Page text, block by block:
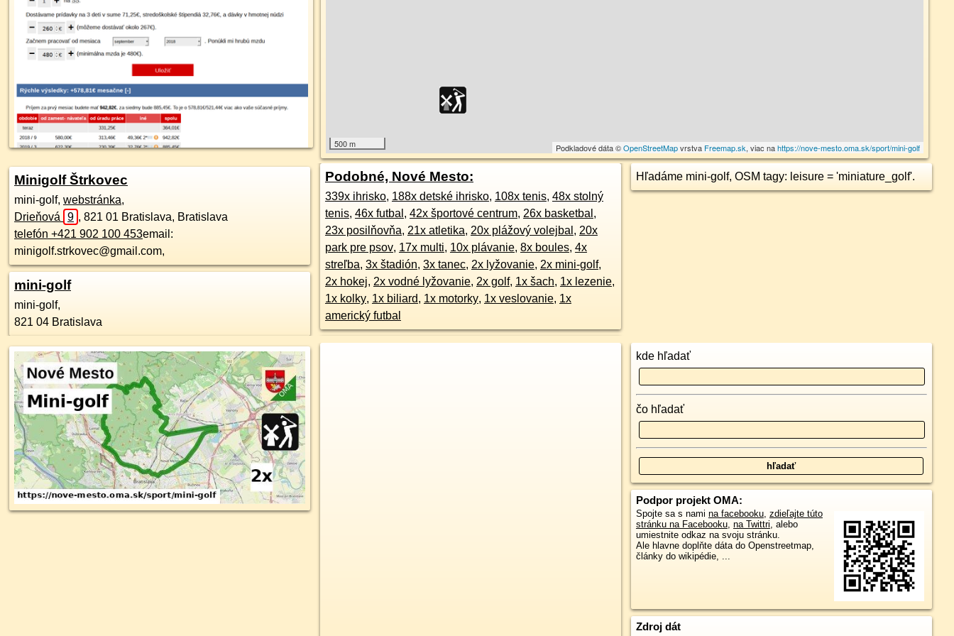
500 m Podkladové dáta ©OpenStreetMapvrstva Freemap.sk, viac nahttps://nove-mesto.oma.sk/sport/mini-golf
Minigolf Štrkovec
mini-golf, webstránka,
Drieňová
9 , 821 01 Bratislava, Bratislava
telefón +421 902 100 453email:
minigolf.strkovec@gmail.com,
mini-golf
mini-golf,
821 04 Bratislava
Podobné, Nové Mesto:
339x ihrisko, 188x detské ihrisko, 108x tenis, 48x stolný
tenis, 46x futbal , 42x športové centrum, 26x basketbal ,
23x posilňovňa, 21x atletika, 20x plážový volejbal , 20x
park pre psov, 17x multi, 10x plávanie, 8x boules, 4x
streľba, 3x štadión, 3x tanec, 2x lyžovanie, 2x mini-golf,
2x hokej, 2x vodné lyžovanie, 2x golf, 1x šach, 1x lezenie,
1x kolky, 1x biliard, 1x motorky, 1x veslovanie, 1x
americký futbal
Hľadáme mini-golf, OSM tagy: leisure = 'miniature_golf'.
kde hľadať
čo hľadať
Podpor projekt OMA:
Spojte sa s nami na facebooku, zdieľajte túto
stránku na Facebooku, na Twittri, alebo
umiestnite odkaz na svoju stránku.
Ale hlavne doplňte dáta do Openstreetmap,
články do wikipédie, ...
Zdroj dát